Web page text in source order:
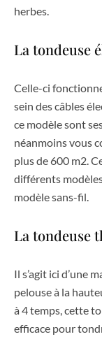
herbes.
La tondeuse
Celle-ci
sein des câbles
ce modèle sont
néanmoins vous
plus de 600 m2.
différents
modèle sans-fil.
La tondeuse
Il s’agit ici d’une
pelouse à la
à 4 temps, cette
efficace pour